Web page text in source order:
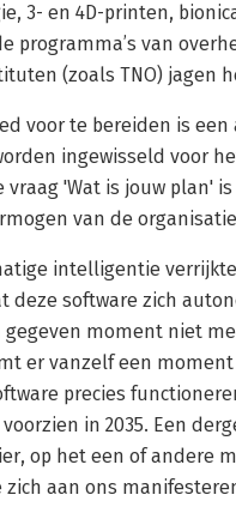
3- en 4D-printen,
programma’s van
(zoals TNO) jagen
voor te bereiden is
ingewisseld voor
vraag 'Wat is jouw plan'
van de
intelligentie
deze software zich
gegeven moment niet
er vanzelf een
precies
in 2035. Een
op het een of andere
zich aan ons